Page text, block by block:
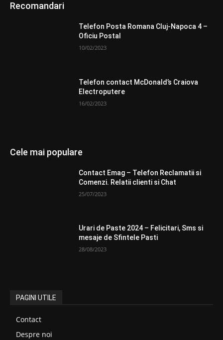
Recomandari
Telefon Posta Romana Cluj-Napoca 4 –
Oficiu Postal
10/02/2023
Telefon contact McDonald’s Craiova
Electroputere
16/02/2023
Cele mai populare
Contact Emag – Telefon Reclamatii si
Comenzi. Relatii clienti si Chat
25/07/2023
Urari de Paste 2024 – Felicitari, Sms si
mesaje de Sfintele Pasti
28/08/2023
PAGINI UTILE
Contact
Despre noi